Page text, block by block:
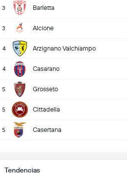
3 Barletta
3 Alcione
4 Arzignano Valchiampo
4 Casarano
5 Grosseto
5 Cittadella
5 Casertana
Tendencias